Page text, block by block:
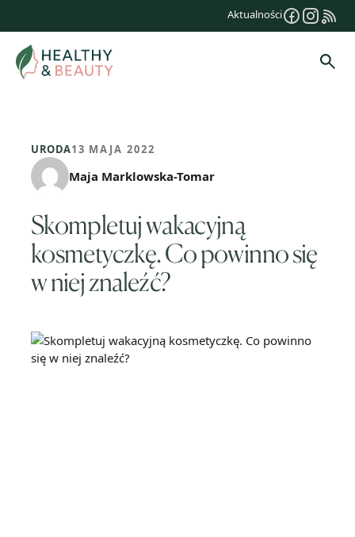
treści
Aktualności
URODA13 MAJA 2022
Maja Marklowska-Tomar
Skompletuj wakacyjną
kosmetyczkę. Co powinno się
w niej znaleźć?